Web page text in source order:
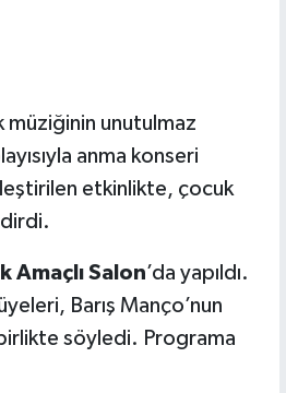
müziğinin unutulmaz
anma konseri
etkinlikte, çocuk
Amaçlı Salon’da yapıldı.
Barış Manço’nun
birlikte söyledi. Programa